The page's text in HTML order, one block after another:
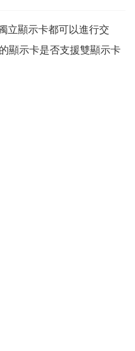
立顯示卡都可以進行交
顯示卡是否支援雙顯示卡